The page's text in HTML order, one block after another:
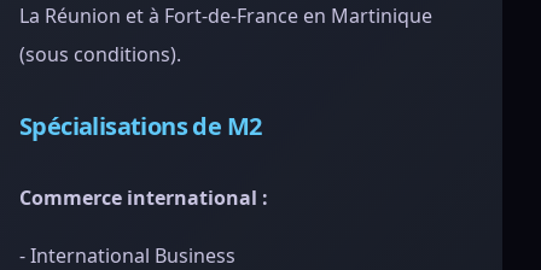
La Réunion et à Fort-de-France en Martinique
(sous conditions).
Spécialisations de M2
Commerce international :
- International Business